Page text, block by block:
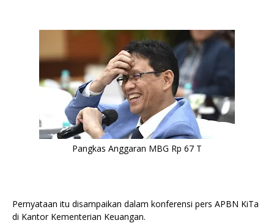
Pangkas Anggaran MBG Rp 67 T
Pernyataan itu disampaikan dalam konferensi pers APBN KiTa
di Kantor Kementerian Keuangan.